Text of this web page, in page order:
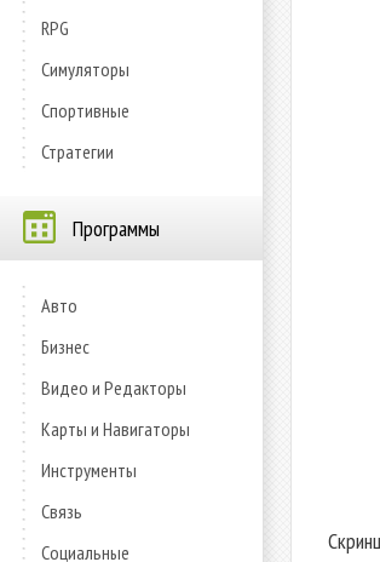
RPG
Симуляторы
Спортивные
Стратегии
Программы
Авто
Бизнес
Видео и Редакторы
Карты и Навигаторы
Инструменты
Связь
Социальные